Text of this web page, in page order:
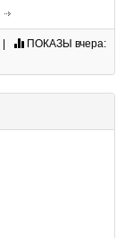
ПОКАЗЫ вчера: